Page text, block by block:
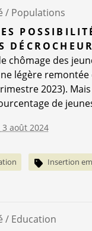
/ Populations
chômage des
légère remontée
2023).
de
août 2024
Insertion
/ Education